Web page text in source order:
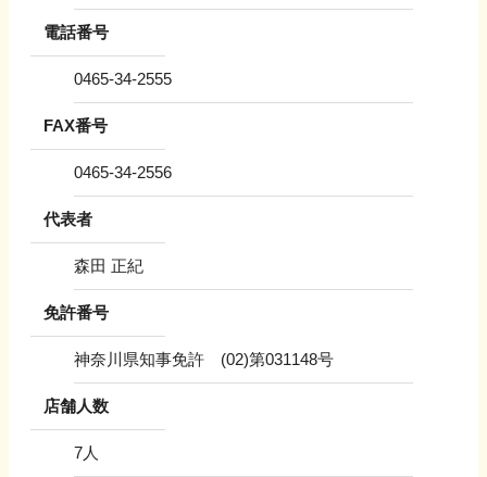
電話番号
0465-34-2555
FAX番号
0465-34-2556
代表者
森田 正紀
免許番号
神奈川県知事免許 (02)第031148号
店舗人数
7人